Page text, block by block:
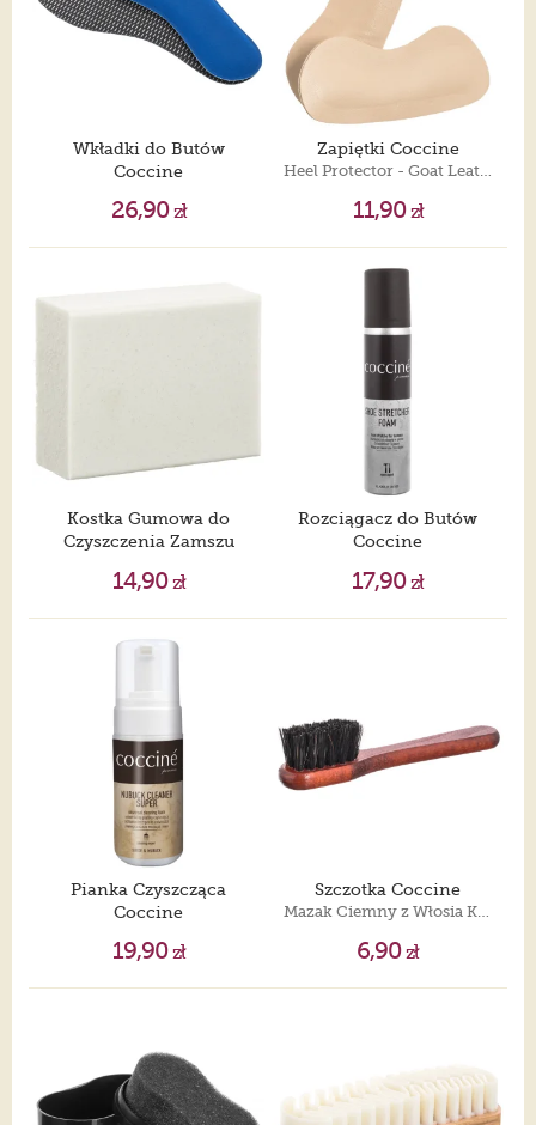
Wkładki do Butów
Coccine
26,90zł
Zapiętki Coccine
Heel Protector - Goat Leather & Latex Beige
11,90zł
Kostka Gumowa do
Czyszczenia Zamszu
14,90zł
Rozciągacz do Butów
Coccine
17,90zł
Pianka Czyszcząca
Coccine
19,90zł
Szczotka Coccine
Mazak Ciemny z Włosia Końskiego
6,90zł